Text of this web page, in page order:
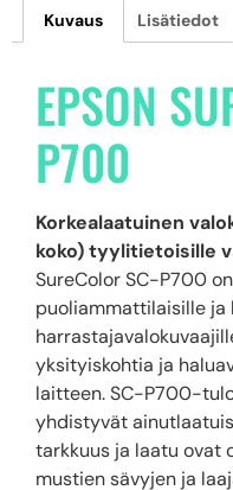
Kuvaus Lisätiedot
EPSON
P700
Korkealaatuinen
koko) tyylitietoisille
SureColor SC-P700
puoliammattilaisille ja
yksityiskohtia ja
laitteen. SC-P700-
yhdistyvät
tarkkuus ja laatu ovat
mustien sävyjen ja